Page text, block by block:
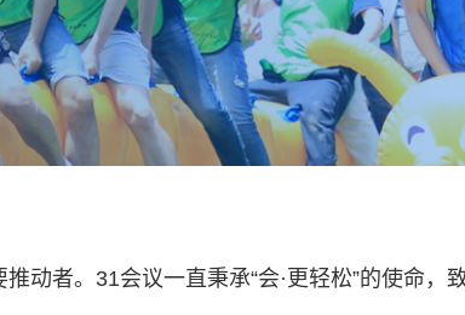
动者。31会议一直秉承“会·更轻松”的使命，